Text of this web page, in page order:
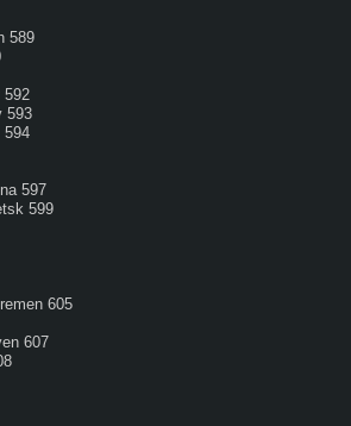
589
592
593
594
597
599
605
607